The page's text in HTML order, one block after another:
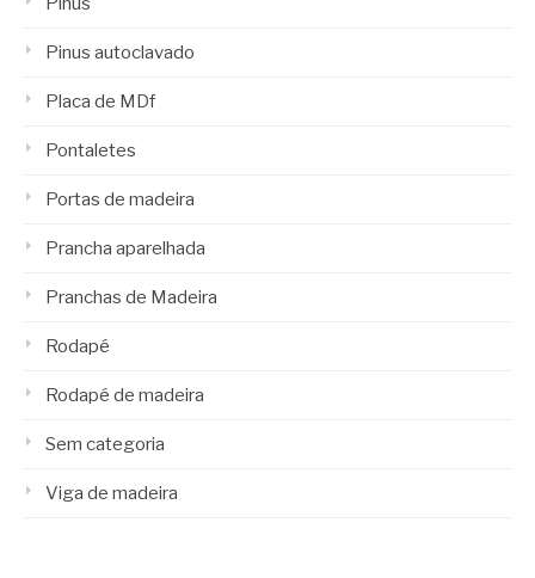
Pinus autoclavado
Placa de MDf
Pontaletes
Portas de madeira
Prancha aparelhada
Pranchas de Madeira
Rodapé
Rodapé de madeira
Sem categoria
Viga de madeira